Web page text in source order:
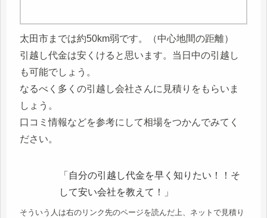
太田市までは約50km弱です。（中心地間の距離）
引越し代金は安くけると思います。当日中の引越し
も可能でしょう。
なるべく多くの引越し会社さんに見積りをもらいま
しょう。
口コミ情報などを参考にして相場をつかんでみてく
ださい。
「自分の引越し代金を早く知りたい！！そ
して安い会社を教えて！」
そういう人は右のリンク先のページを読んだ上、ネットで見積り